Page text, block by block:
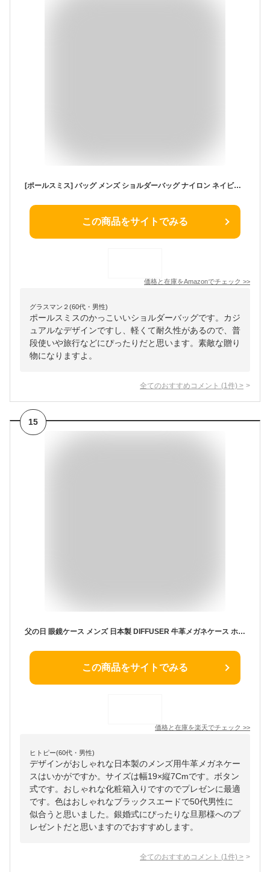
[ポールスミス] バッグ メンズ ショルダーバッグ ナイロン ネイビーマルチ BAG XBODY M2A7810 MSPOST 47 [並行輸入品]
この商品をサイトでみる
価格と在庫をAmazonでチェック >>
グラスマン２(60代・男性)
ポールスミスのかっこいいショルダーバッグです。カジ
ュアルなデザインですし、軽くて耐久性があるので、普
段使いや旅行などにぴったりだと思います。素敵な贈り
物になりますよ。
全てのおすすめコメント (1 件) >
15
父の日 眼鏡ケース メンズ 日本製 DIFFUSER 牛革メガネケース ホーウィンレザー HORWEEN LEATHER EYEWEAR CASE 2 サングラスケース 本革 レザー 大人 おしゃれ かっこいい ギフト プレゼント 【送料無料】
この商品をサイトでみる
価格と在庫を楽天でチェック >>
ヒトピー(60代・男性)
デザインがおしゃれな日本製のメンズ用牛革メガネケー
スはいかがですか。サイズは幅19×縦7Cmです。ボタン
式です。おしゃれな化粧箱入りですのでプレゼンに最適
です。色はおしゃれなブラックスエードで50代男性に
似合うと思いました。銀婚式にぴったりな旦那様へのプ
レゼントだと思いますのでおすすめします。
全てのおすすめコメント (1 件) >